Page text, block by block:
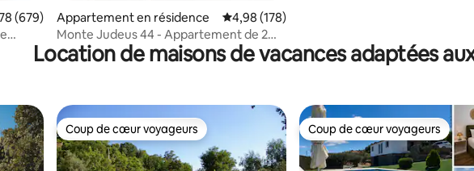
moyenne sur la base de 679 commentaires : 4,78 sur 5
(679)
Appartement en résidence Évaluation moyenne sur la base de 178
4,98 (178)
Monte Judeus 44 - Appartement de 2
chambres avec balcon
Location de maisons de vacances adaptées
appréciés Coup de cœur voyageurs
Coup de cœur voyageurs Coup de cœur voyageurs
Coup de cœur voyageurs